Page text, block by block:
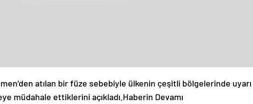
atılan bir füze sebebiyle ülkenin çeşitli bölgelerinde uyarı
müdahale ettiklerini açıkladı.Haberin Devamı